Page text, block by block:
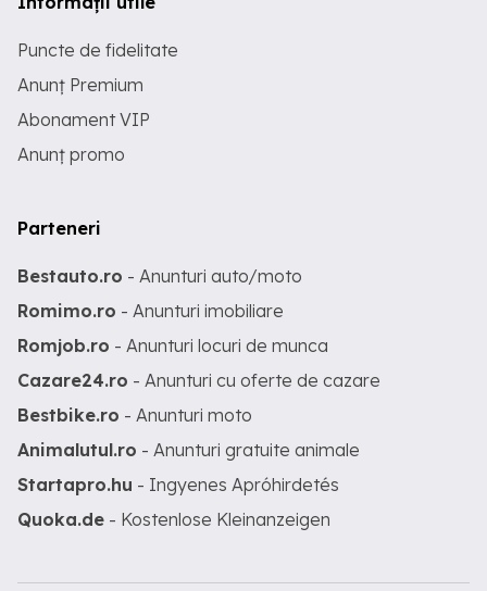
Puncte de fidelitate
Anunț Premium
Abonament VIP
Anunț promo
Parteneri
Bestauto.ro - Anunturi auto/moto
Romimo.ro - Anunturi imobiliare
Romjob.ro - Anunturi locuri de munca
Cazare24.ro - Anunturi cu oferte de cazare
Bestbike.ro - Anunturi moto
Animalutul.ro - Anunturi gratuite animale
Startapro.hu - Ingyenes Apróhirdetés
Quoka.de - Kostenlose Kleinanzeigen